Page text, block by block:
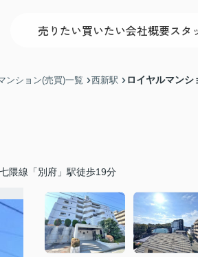
売りたい買いたい会社概要スタ
ンション(売買)一覧 西新駅 ロイヤルマンシ
隈線「別府」駅徒歩19分